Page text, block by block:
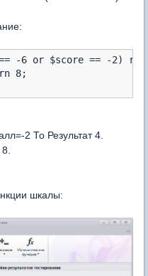
-6 or $score == -2)
8;
2 То Результат 4.
шкалы: